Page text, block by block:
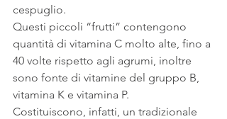
cespuglio.
Questi piccoli “frutti” contengono
quantità di vitamina C molto alte, fino a
40 volte rispetto agli agrumi, inoltre
sono fonte di vitamine del gruppo B,
vitamina K e vitamina P.
Costituiscono, infatti, un tradizionale